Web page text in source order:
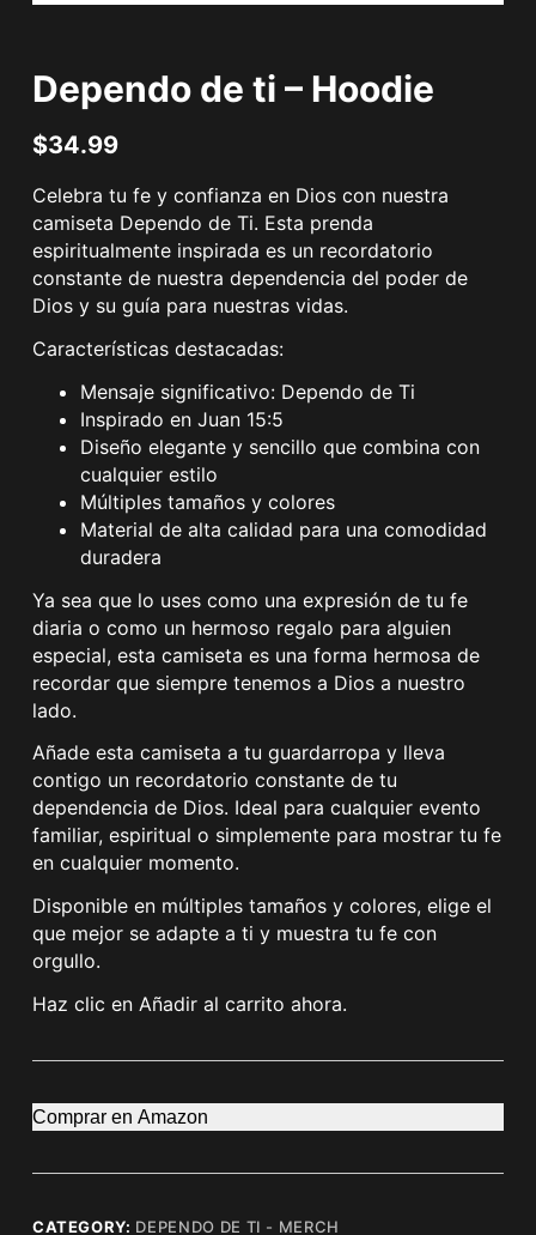
Dependo de ti – Hoodie
$34.99
Celebra tu fe y confianza en Dios con nuestra
camiseta Dependo de Ti. Esta prenda
espiritualmente inspirada es un recordatorio
constante de nuestra dependencia del poder de
Dios y su guía para nuestras vidas.
Características destacadas:
Mensaje significativo: Dependo de Ti
Inspirado en Juan 15:5
Diseño elegante y sencillo que combina con
cualquier estilo
Múltiples tamaños y colores
Material de alta calidad para una comodidad
duradera
Ya sea que lo uses como una expresión de tu fe
diaria o como un hermoso regalo para alguien
especial, esta camiseta es una forma hermosa de
recordar que siempre tenemos a Dios a nuestro
lado.
Añade esta camiseta a tu guardarropa y lleva
contigo un recordatorio constante de tu
dependencia de Dios. Ideal para cualquier evento
familiar, espiritual o simplemente para mostrar tu fe
en cualquier momento.
Disponible en múltiples tamaños y colores, elige el
que mejor se adapte a ti y muestra tu fe con
orgullo.
Haz clic en Añadir al carrito ahora.
Comprar en Amazon
CATEGORY: DEPENDO DE TI - MERCH